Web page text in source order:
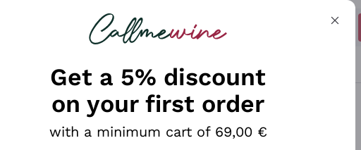
looking for
Get a 5% discount
on your first order
with a minimum cart of 69,00 €